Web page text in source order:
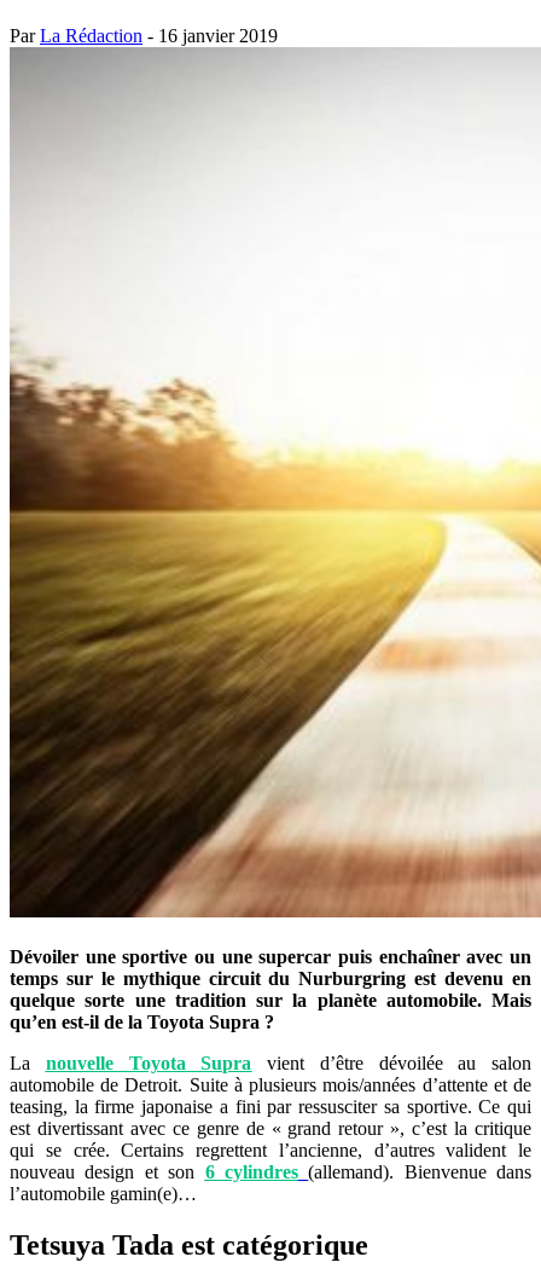
ParLa Rédaction - 16 janvier 2019
Dévoiler une sportive ou une supercar puis enchaîner avec un
temps sur le mythique circuit du Nurburgring est devenu en
quelque sorte une tradition sur la planète automobile. Mais
qu’en est-il de la Toyota Supra ?
La nouvelle Toyota Supra vient d’être dévoilée au salon
automobile de Detroit. Suite à plusieurs mois/années d’attente et de
teasing, la firme japonaise a fini par ressusciter sa sportive. Ce qui
est divertissant avec ce genre de « grand retour », c’est la critique
qui se crée. Certains regrettent l’ancienne, d’autres valident le
nouveau design et son 6 cylindres (allemand). Bienvenue dans
l’automobile gamin(e)…
Tetsuya Tada est catégorique